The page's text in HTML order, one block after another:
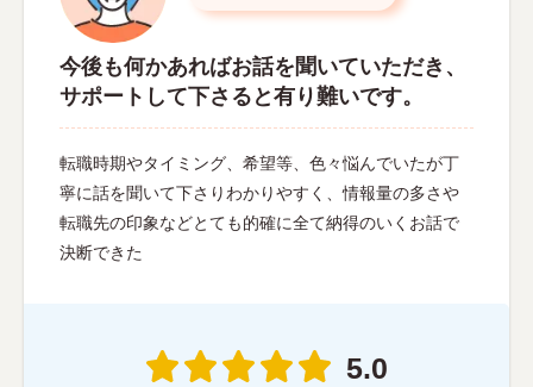
今後も何かあればお話を聞いていただき、
サポートして下さると有り難いです。
転職時期やタイミング、希望等、色々悩んでいたが丁
寧に話を聞いて下さりわかりやすく、情報量の多さや
転職先の印象などとても的確に全て納得のいくお話で
決断できた
5.0